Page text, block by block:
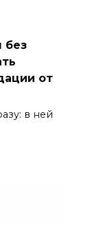
без
от
в ней